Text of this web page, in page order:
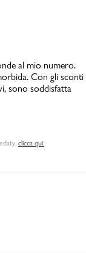
al mio numero.
Con gli sconti
sono soddisfatta
, clicca qui.